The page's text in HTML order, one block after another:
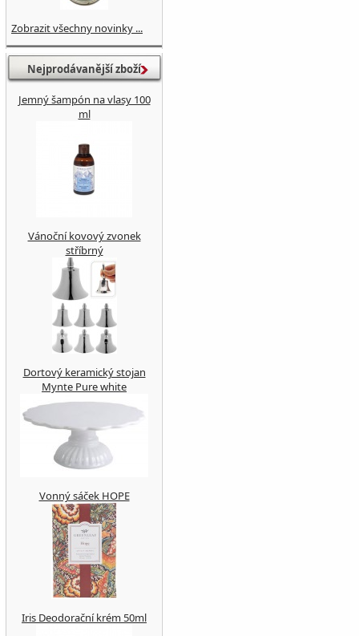
Zobrazit všechny novinky ...
Nejprodávanější zboží
Jemný šampón na vlasy 100
ml
Vánoční kovový zvonek
stříbrný
Dortový keramický stojan
Mynte Pure white
Vonný sáček HOPE
Iris Deodorační krém 50ml